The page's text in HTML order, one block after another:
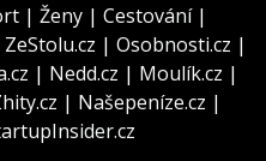
| Ženy | Cestování|
ZeStolu.cz | Osobnosti.cz |
| Nedd.cz | Moulík.cz |
| Našepeníze.cz |